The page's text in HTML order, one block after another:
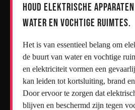
Houd elektrische
water en vochtige ruimtes.
Het is van essentieel belang om
de buurt van water en vochtige
en elektriciteit vormen een
kan leiden tot kortsluiting, brand
Door ervoor te zorgen dat
blijven en beschermd zijn tegen